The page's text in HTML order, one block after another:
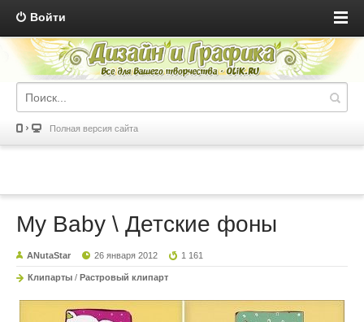
Войти
Полная версия сайта
My Baby \ Детские фоны
ANutaStar 26 января 2012 1 161
Клипарты / Растровый клипарт